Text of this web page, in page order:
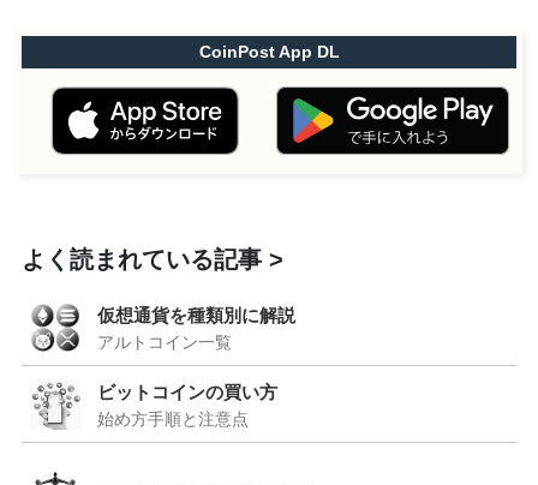
CoinPost App DL
よく読まれている記事
仮想通貨を種類別に解説
アルトコイン一覧
ビットコインの買い方
始め方手順と注意点